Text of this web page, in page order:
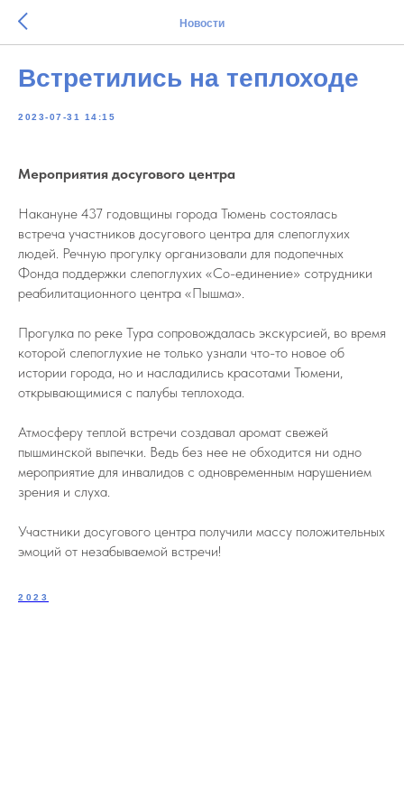
Новости
Встретились на теплоходе
2023-07-31 14:15
Мероприятия досугового центра
Накануне 437 годовщины города Тюмень состоялась
встреча участников досугового центра для слепоглухих
людей. Речную прогулку организовали для подопечных
Фонда поддержки слепоглухих «Со-единение» сотрудники
реабилитационного центра «Пышма».
Прогулка по реке Тура сопровождалась экскурсией, во время
которой слепоглухие не только узнали что-то новое об
истории города, но и насладились красотами Тюмени,
открывающимися с палубы теплохода.
Атмосферу теплой встречи создавал аромат свежей
пышминской выпечки. Ведь без нее не обходится ни одно
мероприятие для инвалидов с одновременным нарушением
зрения и слуха.
Участники досугового центра получили массу положительных
эмоций от незабываемой встречи!
2023